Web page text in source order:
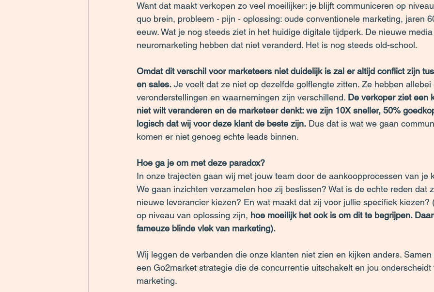
Want dat maakt verkopen zo veel moeilijker: je blijft communiceren op
quo brein, probleem - pijn - oplossing: oude conventionele marketing, jaren
eeuw. Wat je nog steeds ziet in het huidige digitale tijdperk. De nieuwe
neuromarketing hebben dat niet veranderd. Het is nog steeds old-school.
Omdat dit verschil voor marketeers niet duidelijk is zal er altijd conflict zijn
en sales. Je voelt dat ze niet op dezelfde golflengte zitten. Ze hebben allebei
veronderstellingen en waarnemingen zijn verschillend. De verkoper ziet een
niet wilt veranderen en de marketeer denkt: we zijn 10X sneller, 50%
logisch dat wij voor deze klant de beste zijn. Dus dat is wat we gaan
komen er niet genoeg echte leads binnen.
Hoe ga je om met deze paradox?
In onze trajecten gaan wij met jouw team door de aankoopprocessen van je
We gaan inzichten verzamelen hoe zij beslissen? Wat is de echte reden dat
nieuwe leverancier kiezen? En wat maakt dat zij voor jullie specifiek kiezen?
op niveau van oplossing zijn, hoe moeilijk het ook is om dit te begrijpen.
fameuze blinde vlek van marketing).
Wij leggen de verbanden die onze klanten niet zien en kijken anders.
een Go2market strategie die de concurrentie uitschakelt en jou onderscheidt
marketing.